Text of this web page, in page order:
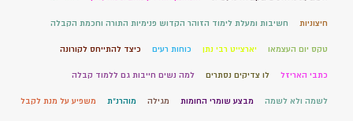
חיצוניות חשיבות ומעלת לימוד הזוהר הקדוש פנימיות התורה וחכמת הקבלה
טקס יום העצמאו יארצייט רבי נתן כוחות רעים כיצד להתייחס לקורונה
כתבי האריזל לו צדיקים נסתרים למה נשים חייבות גם ללמוד קבלה
לשמה ולא לשמה מבצע שומרי החומות מגילה מוהרנ”ת משפיע על מנת לקבל